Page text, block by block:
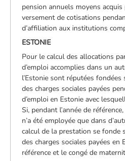
pension annuels moyens acquis
versement de cotisations
d’affiliation aux institutions
ESTONIE
Pour le calcul des allocations
d’emploi accomplies dans un
l’Estonie sont réputées
des charges sociales payées
d’emploi en Estonie avec
Si, pendant l’année de
n’a été employée que dans
calcul de la prestation se fonde
des charges sociales payées en
référence et le congé de